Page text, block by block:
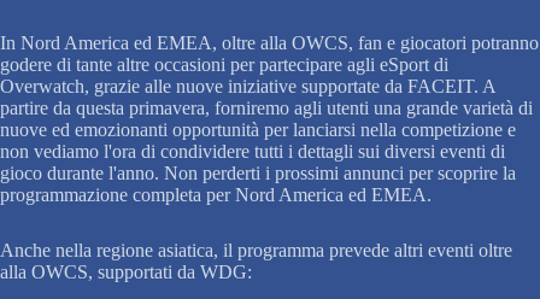
In Nord America ed EMEA, oltre alla OWCS, fan e giocatori potranno
godere di tante altre occasioni per partecipare agli eSport di
Overwatch, grazie alle nuove iniziative supportate da FACEIT. A
partire da questa primavera, forniremo agli utenti una grande varietà di
nuove ed emozionanti opportunità per lanciarsi nella competizione e
non vediamo l'ora di condividere tutti i dettagli sui diversi eventi di
gioco durante l'anno. Non perderti i prossimi annunci per scoprire la
programmazione completa per Nord America ed EMEA.
Anche nella regione asiatica, il programma prevede altri eventi oltre
alla OWCS, supportati da WDG: